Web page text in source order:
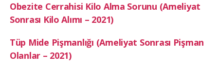
Obezite Cerrahisi Kilo Alma Sorunu (Ameliyat
Sonrası Kilo Alımı – 2021)
Tüp Mide Pişmanlığı (Ameliyat Sonrası Pişman
Olanlar – 2021)